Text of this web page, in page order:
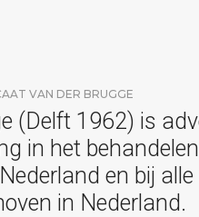
VAN DER BRUGGE
(Delft 1962) is
in het
en bij
in Nederland.